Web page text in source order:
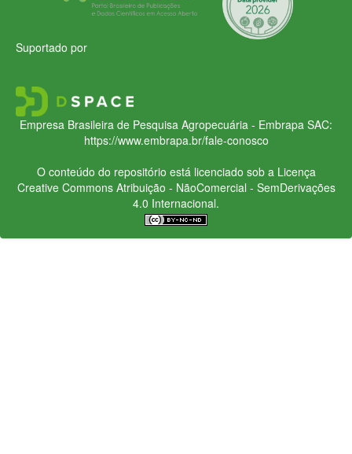
Suportado por
Empresa Brasileira de Pesquisa Agropecuária - Embrapa SAC:
https://www.embrapa.br/fale-conosco
O conteúdo do repositório está licenciado sob a Licença
Creative CommonsAtribuição - NãoComercial - SemDerivações
4.0 Internacional.